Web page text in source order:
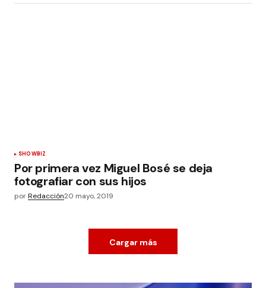
SHOWBIZ
Por primera vez Miguel Bosé se deja
fotografiar con sus hijos
porRedacción20 mayo, 2019
Cargar más